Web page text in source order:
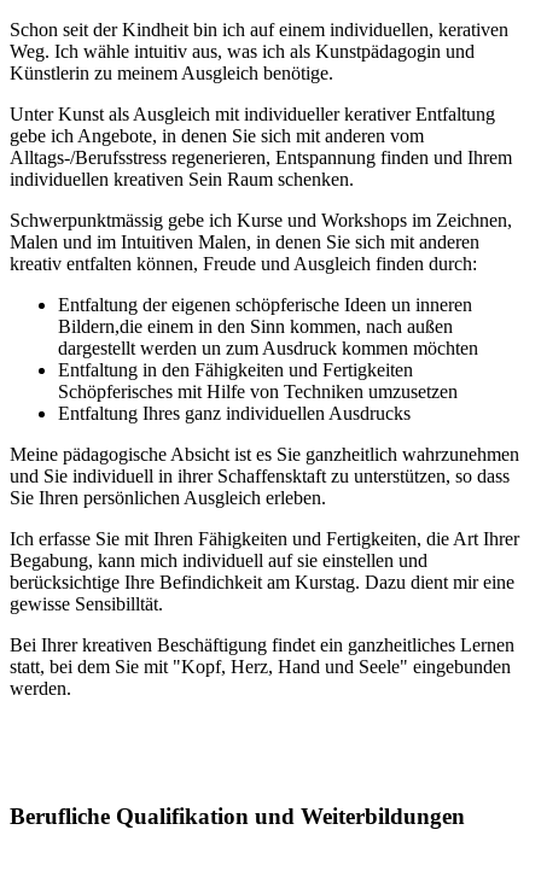
Schon seit der Kindheit bin ich auf einem individuellen, kerativen
Weg. Ich wähle intuitiv aus, was ich als Kunstpädagogin und
Künstlerin zu meinem Ausgleich benötige.
Unter Kunst als Ausgleich mit individueller kerativer Entfaltung
gebe ich Angebote, in denen Sie sich mit anderen vom
Alltags-/Berufsstress regenerieren, Entspannung finden und Ihrem
individuellen kreativen Sein Raum schenken.
Schwerpunktmässig gebe ich Kurse und Workshops im Zeichnen,
Malen und im Intuitiven Malen, in denen Sie sich mit anderen
kreativ entfalten können, Freude und Ausgleich finden durch:
Entfaltung der eigenen schöpferische Ideen un inneren
Bildern,die einem in den Sinn kommen, nach außen
dargestellt werden un zum Ausdruck kommen möchten
Entfaltung in den Fähigkeiten und Fertigkeiten
Schöpferisches mit Hilfe von Techniken umzusetzen
Entfaltung Ihres ganz individuellen Ausdrucks
Meine pädagogische Absicht ist es Sie ganzheitlich wahrzunehmen
und Sie individuell in ihrer Schaffensktaft zu unterstützen, so dass
Sie Ihren persönlichen Ausgleich erleben.
Ich erfasse Sie mit Ihren Fähigkeiten und Fertigkeiten, die Art Ihrer
Begabung, kann mich individuell auf sie einstellen und
berücksichtige Ihre Befindichkeit am Kurstag. Dazu dient mir eine
gewisse Sensibilltät.
Bei Ihrer kreativen Beschäftigung findet ein ganzheitliches Lernen
statt, bei dem Sie mit "Kopf, Herz, Hand und Seele" eingebunden
werden.
Berufliche Qualifikation und Weiterbildungen